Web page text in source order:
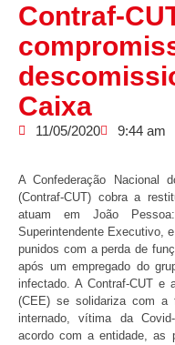
Contraf-
Caixa
11/05/2020 9:44 am
A Confederação Nacional
(Contraf-CUT) cobra a
atuam em João
Superintendente Executivo,
punidos com a perda de
após um empregado do
infectado. A Contraf-CUT e
(CEE) se solidariza com a
internado, vítima da
acordo com a entidade, as